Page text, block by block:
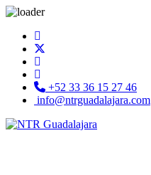
+52 33 36 15 27 46
info@ntrguadalajara.com